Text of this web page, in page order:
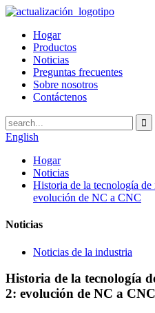
Hogar
Productos
Noticias
Preguntas frecuentes
Sobre nosotros
Contáctenos
English
Hogar
Noticias
Historia de la tecnología
evolución de NC a CNC
Noticias
Noticias de la industria
Historia de la tecnología
2: evolución de NC a CNC